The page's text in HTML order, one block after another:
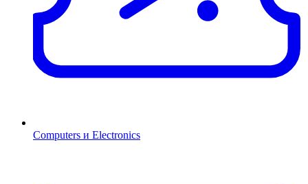
Computers и Electronics